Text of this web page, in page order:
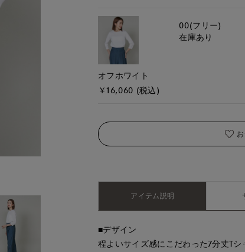
オフホワイト
￥16,060 (税込)
00(フリー)
在庫あり
アイテム説明
■デザイン
程よいサイズ感にこだわった7分丈T